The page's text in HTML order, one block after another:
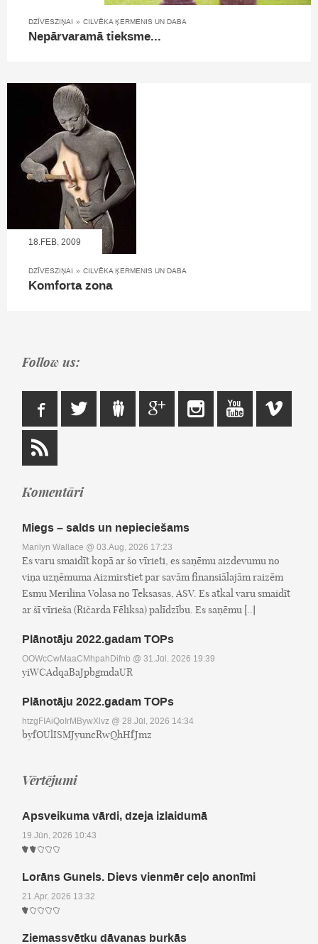
DZĪVESZIŅAI » CILVĒKA ĶERMENIS UN DABA
Nepārvaramā tieksme...
18.FEB, 2009
DZĪVESZIŅAI » CILVĒKA ĶERMENIS UN DABA
Komforta zona
Follow us:
Komentāri
Miegs – salds un nepieciešams
Marilyn Wallace @ 03.Aug, 2026 17:23
Es varu smaidīt kopā ar šo vīrieti, es saņēmu aizdevumu no
viņa uzņēmuma Aizmirstiet par savām finansiālajām raizēm
Esmu Merilina Volasa no Teksasas, ASV. Es atkal varu smaidīt
ar šī vīrieša (Ričarda Fēliksa) palīdzību. Es saņēmu [..]
Plānotāju 2022.gadam TOPs
OOWcCwMaaCMhpahDifnb @ 31.Jūl, 2026 19:39
yiWCAdqaBaJpbgmdaUR
Plānotāju 2022.gadam TOPs
htzgFIAiQoIrMBywXlvz @ 28.Jūl, 2026 14:34
byfOUlISMJyuncRwQhHfJmz
Vērtējumi
Apsveikuma vārdi, dzeja izlaidumā
19.Jūn, 2026 10:43
Lorāns Gunels. Dievs vienmēr ceļo anonīmi
21.Apr, 2026 13:32
Ziemassvētku dāvanas burkās